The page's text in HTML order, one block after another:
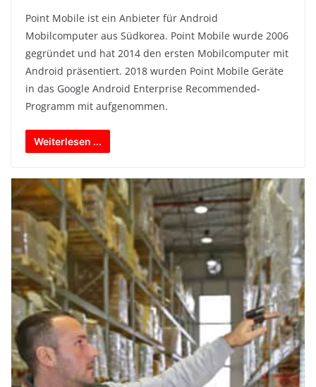
Point Mobile ist ein Anbieter für Android
Mobilcomputer aus Südkorea. Point Mobile wurde 2006
gegründet und hat 2014 den ersten Mobilcomputer mit
Android präsentiert. 2018 wurden Point Mobile Geräte
in das Google Android Enterprise Recommended-
Programm mit aufgenommen.
Weiterlesen ...